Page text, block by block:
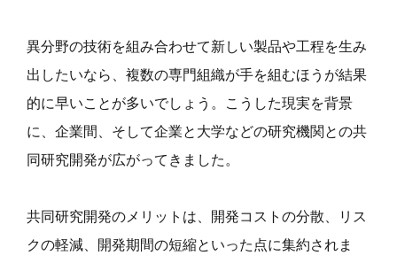
異分野の技術を組み合わせて新しい製品や工程を生み
出したいなら、複数の専門組織が手を組むほうが結果
的に早いことが多いでしょう。こうした現実を背景
に、企業間、そして企業と大学などの研究機関との共
同研究開発が広がってきました。
共同研究開発のメリットは、開発コストの分散、リス
クの軽減、開発期間の短縮といった点に集約されま